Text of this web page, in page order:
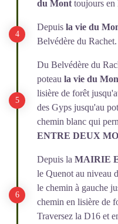
du Mont toujours en
Depuis la vie du
Belvédère du Rachet.
Du Belvédère du
poteau la vie du
lisière de forêt
des Gyps jusqu'au
chemin blanc qui
ENTRE DEUX
Depuis la MAIRIE
le Quenot au niveau
le chemin à gauche
chemin en lisière de
Traversez la D16 et